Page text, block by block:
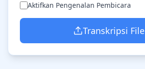
Aktifkan Pengenalan Pembicara
Transkripsi File